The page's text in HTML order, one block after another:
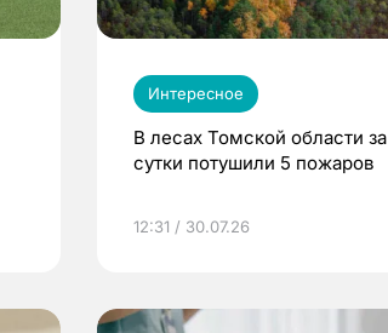
Интересное
В лесах Томской области за
сутки потушили 5 пожаров
12:31 / 30.07.26